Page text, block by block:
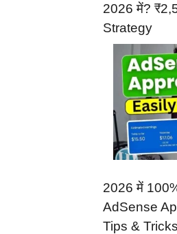
2026 में?
Strategy
2026 में
AdSense
Tips & Tricks